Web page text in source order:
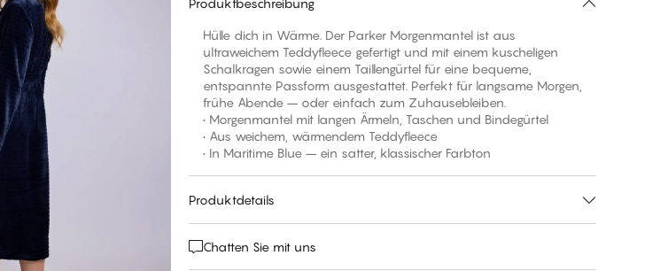
Produktbeschreibung
Hülle dich in Wärme. Der Parker Morgenmantel ist aus
ultraweichem Teddyfleece gefertigt und mit einem kuscheligen
Schalkragen sowie einem Taillengürtel für eine bequeme,
entspannte Passform ausgestattet. Perfekt für langsame Morgen,
frühe Abende – oder einfach zum Zuhausebleiben.
• Morgenmantel mit langen Ärmeln, Taschen und Bindegürtel
• Aus weichem, wärmendem Teddyfleece
• In Maritime Blue – ein satter, klassischer Farbton
Produktdetails
Chatten Sie mit uns